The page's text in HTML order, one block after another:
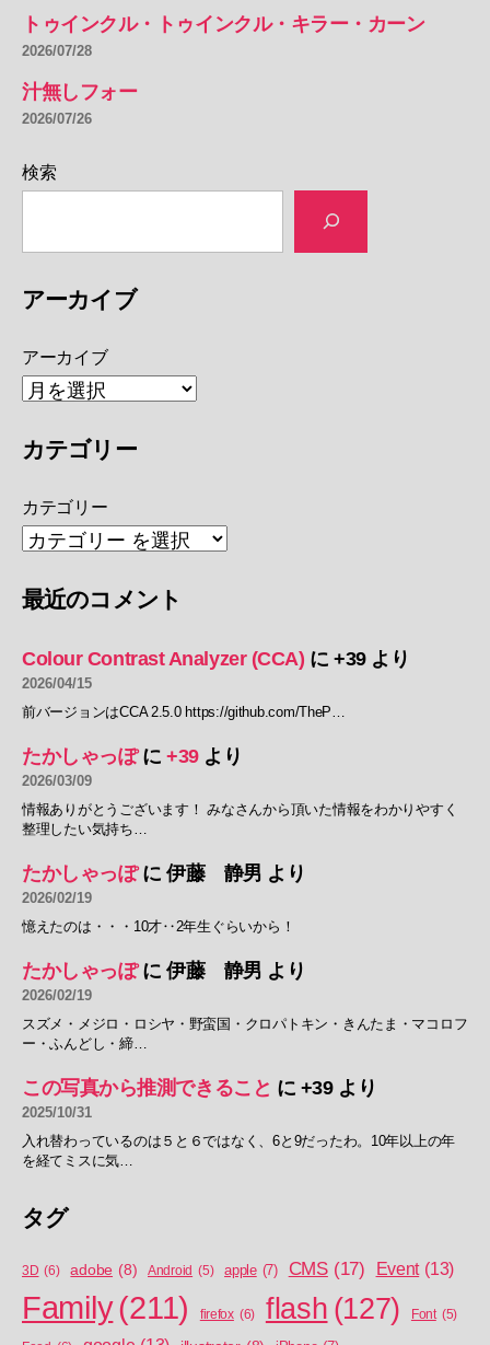
トゥインクル・トゥインクル・キラー・カーン
2026/07/28
汁無しフォー
2026/07/26
検索
アーカイブ
アーカイブ
カテゴリー
カテゴリー
最近のコメント
Colour Contrast Analyzer (CCA) に+39より
2026/04/15
前バージョンはCCA 2.5.0 https://github.com/TheP…
たかしゃっぽに +39より
2026/03/09
情報ありがとうございます！ みなさんから頂いた情報をわかりやすく
整理したい気持ち…
たかしゃっぽに 伊藤 静男 より
2026/02/19
憶えたのは・・・10才‥2年生ぐらいから！
たかしゃっぽに 伊藤 静男 より
2026/02/19
スズメ・メジロ・ロシヤ・野蛮国・クロパトキン・きんたま・マコロフ
ー・ふんどし・締…
この写真から推測できること に +39より
2025/10/31
入れ替わっているのは５と６ではなく、6と9だったわ。10年以上の年
を経てミスに気…
タグ
3D (6) adobe (8) Android (5) apple (7) CMS (17) Event (13)
Family(211) firefox (6) flash (127) Font (5)